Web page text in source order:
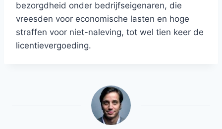
bezorgdheid onder bedrijfseigenaren, die
vreesden voor economische lasten en hoge
straffen voor niet-naleving, tot wel tien keer de
licentievergoeding.